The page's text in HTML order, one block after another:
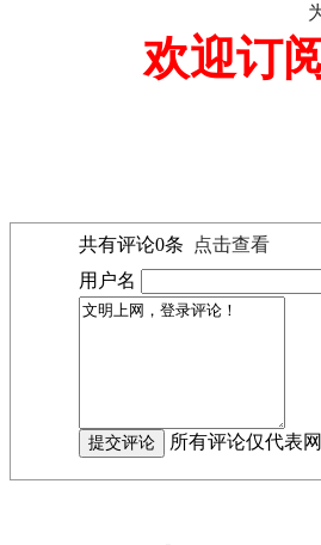
欢迎订
共有评论0条
点击查看
用户名
所有评论仅代表